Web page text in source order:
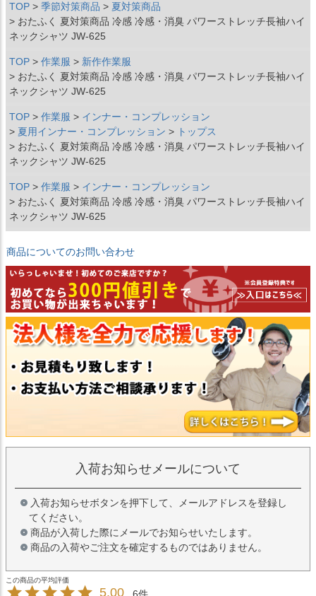
TOP 季節対策商品
夏対策商品
おたふく 夏対策商品 冷感 冷感・消臭 パワーストレッチ長袖ハイ
ネックシャツ JW-625
TOP 作業服
新作作業服
おたふく 夏対策商品 冷感 冷感・消臭 パワーストレッチ長袖ハイ
ネックシャツ JW-625
TOP 作業服
インナー・コンプレッション
夏用インナー・コンプレッション
トップス
おたふく 夏対策商品 冷感 冷感・消臭 パワーストレッチ長袖ハイ
ネックシャツ JW-625
TOP 作業服
インナー・コンプレッション
おたふく 夏対策商品 冷感 冷感・消臭 パワーストレッチ長袖ハイ
ネックシャツ JW-625
商品についてのお問い合わせ
入荷お知らせメールについて
入荷お知らせボタンを押下して、メールアドレスを登録し
てください。
商品が入荷した際にメールでお知らせいたします。
商品の入荷やご注文を確定するものではありません。
5.00 6